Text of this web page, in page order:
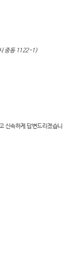
.
사, 전문의가
의 시스템으로
중동 1122-1)
신속하게 답변드리겠습니